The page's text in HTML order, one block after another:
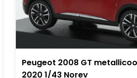
Peugeot 2008 GT
2020 1/43 Norev